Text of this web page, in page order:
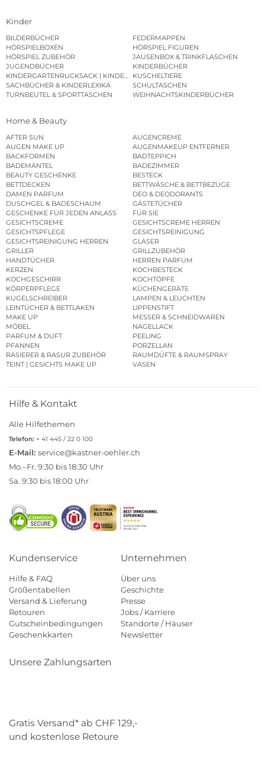
Kinder
BILDERBÜCHER
FEDERMAPPEN
HÖRSPIELBOXEN
HÖRSPIEL FIGUREN
HÖRSPIEL ZUBEHÖR
JAUSENBOX & TRINKFLASCHEN
JUGENDBÜCHER
KINDERBÜCHER
KINDERGARTENRUCKSACK | KINDERGARTENBEUTEL
KUSCHELTIERE
SACHBÜCHER & KINDERLEXIKA
SCHULTASCHEN
TURNBEUTEL & SPORTTASCHEN
WEIHNACHTSKINDERBÜCHER
Home & Beauty
AFTER SUN
AUGENCREME
AUGEN MAKE UP
AUGENMAKEUP ENTFERNER
BACKFORMEN
BADTEPPICH
BADEMÄNTEL
BADEZIMMER
BEAUTY GESCHENKE
BESTECK
BETTDECKEN
BETTWÄSCHE & BETTBEZÜGE
DAMEN PARFUM
DEO & DEODORANTS
DUSCHGEL & BADESCHAUM
GÄSTETÜCHER
GESCHENKE FÜR JEDEN ANLASS
FÜR SIE
GESICHTSCREME
GESICHTSCREME HERREN
GESICHTSPFLEGE
GESICHTSREINIGUNG
GESICHTSREINIGUNG HERREN
GLÄSER
GRILLER
GRILLZUBEHÖR
HANDTÜCHER
HERREN PARFUM
KERZEN
KOCHBESTECK
KOCHGESCHIRR
KOCHTÖPFE
KÖRPERPFLEGE
KÜCHENGERÄTE
KUGELSCHREIBER
LAMPEN & LEUCHTEN
LEINTÜCHER & BETTLAKEN
LIPPENSTIFT
MAKE UP
MESSER & SCHNEIDWAREN
MÖBEL
NAGELLACK
PARFUM & DUFT
PEELING
PFANNEN
PORZELLAN
RASIERER & RASUR ZUBEHÖR
RAUMDÜFTE & RAUMSPRAY
TEINT | GESICHTS MAKE UP
VASEN
Hilfe & Kontakt
Alle Hilfethemen
Telefon: + 41 445 / 22 0 100
E-Mail: service@kastner-oehler.ch
Mo.–Fr. 9:30 bis 18:30 Uhr
Sa. 9:30 bis 18:00 Uhr
Kundenservice
Hilfe & FAQ
Größentabellen
Versand & Lieferung
Retouren
Gutscheinbedingungen
Geschenkkarten
Unternehmen
Über uns
Geschichte
Presse
Jobs / Karriere
Standorte / Häuser
Newsletter
Unsere Zahlungsarten
Gratis Versand* ab CHF 129,-
und kostenlose Retoure